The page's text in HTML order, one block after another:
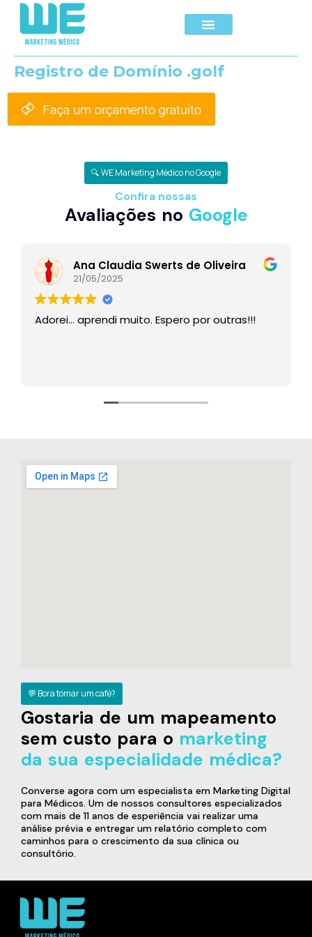
Registro de Domínio .golf
🔍 WE Marketing Médico no Google
Confira nossas
Avaliações no Google
Ana Claudia Swerts de Oliveira
21/05/2025
Adorei… aprendi muito. Espero por outras!!!
💬 Bora tomar um café?
Gostaria de um mapeamento
sem custo para o marketing
da sua especialidade médica?
Converse agora com um especialista em Marketing Digital
para Médicos. Um de nossos consultores especializados
com mais de 11 anos de esperiência vai realizar uma
análise prévia e entregar um relatório completo com
caminhos para o crescimento da sua clínica ou
consultório.